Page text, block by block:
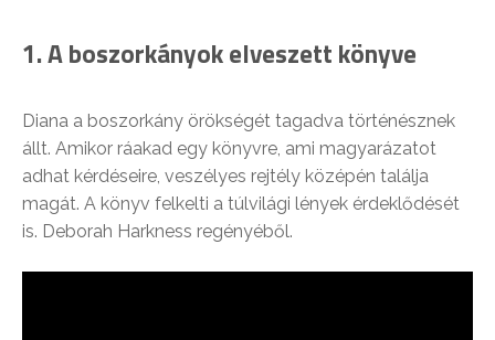
1. A boszorkányok elveszett könyve
Diana a boszorkány örökségét tagadva történésznek
állt. Amikor ráakad egy könyvre, ami magyarázatot
adhat kérdéseire, veszélyes rejtély középén találja
magát. A könyv felkelti a túlvilági lények érdeklődését
is. Deborah Harkness regényéből.